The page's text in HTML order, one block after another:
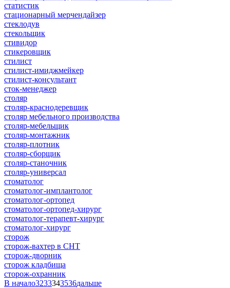
статистик
стационарный мерчендайзер
стеклодув
стекольщик
стивидор
стикеровщик
стилист
стилист-имиджмейкер
стилист-консультант
сток-менеджер
столяр
столяр-краснодеревщик
столяр мебельного производства
столяр-мебельщик
столяр-монтажник
столяр-плотник
столяр-сборщик
столяр-станочник
столяр-универсал
стоматолог
стоматолог-имплантолог
стоматолог-ортопед
стоматолог-ортопед-хирург
стоматолог-терапевт-хирург
стоматолог-хирург
сторож
сторож-вахтер в СНТ
сторож-дворник
сторож кладбища
сторож-охранник
В начало3233343536дальше